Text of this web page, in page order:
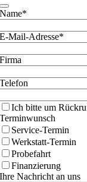
Name*
E-Mail-Adresse*
Firma
Telefon
Ich bitte um
Terminwunsch
Service-Termin
Werkstatt-Termin
Probefahrt
Finanzierung
Ihre Nachricht an uns